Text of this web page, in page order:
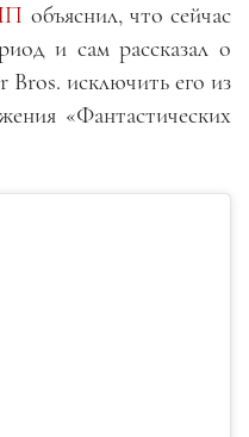
объяснил, что сейчас
и сам рассказал о
исключить его из
«Фантастических